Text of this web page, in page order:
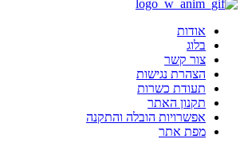
אודות
בלוג
צור קשר
הצהרת נגישות
תעודת כשרות
תקנון האתר
אפשרויות הובלה והתקנה
מפת אתר